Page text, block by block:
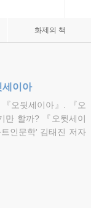
화제의 책
세이아
오뒷세이아』. 『오
만 할까? 『오뒷세이
인문학' 김태진 저자